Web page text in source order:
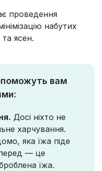
проведення
набутих
ясен.
вам
Досі ніхто не
харчування.
яка їжа піде
— це
їжа.